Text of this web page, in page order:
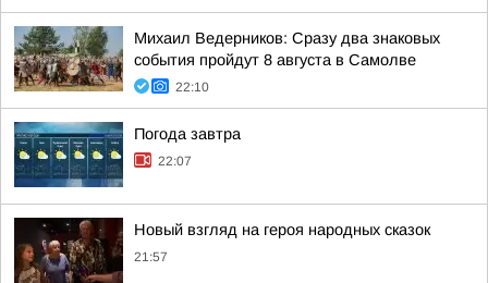
Михаил Ведерников: Сразу два знаковых
события пройдут 8 августа в Самолве
22:10
Погода завтра
22:07
Новый взгляд на героя народных сказок
21:57